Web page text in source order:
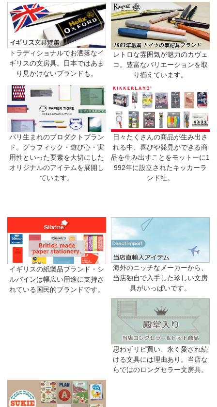
トラディショナルでお洒落なイ
ギリスの文房具。日本ではあま
り見かけないブランドも。
レトロな雰囲気が魅力のカヴェ
コ。豊富なバリエーションを取
り揃えています。
パリ生まれのプロダクトブラン
ド。グラフィック・遊び心・実
用性といった要素を大切にした
オリジナルのアイテムを展開し
ています。
日々たくさんの商品が生み出さ
れる中、喜びや発見ができる商
品を生み出すことをモットーに1
992年に設立されたキッカーラ
ンド社。
イギリスの紙製品ブランド・シ
ルバインは幅広い用途に支持さ
れている国民的ブランドです。
海外のニッチなメーカーから、
当店独自で入手した珍しい文房
具がいっぱいです。
思わずリピ買い、永く愛され続
ける文具には理由あり。当店な
らではのロングセラー文房具。